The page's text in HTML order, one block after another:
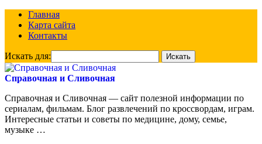
Главная
Карта сайта
Контакты
Искать для:
Справочная и Сливочная
Справочная и Сливочная — сайт полезной информации по
сериалам, фильмам. Блог развлечений по кроссвордам, играм.
Интересные статьи и советы по медицине, дому, семье,
музыке …